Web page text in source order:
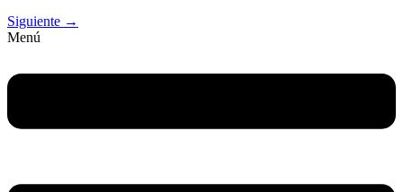
Siguiente →
Menú